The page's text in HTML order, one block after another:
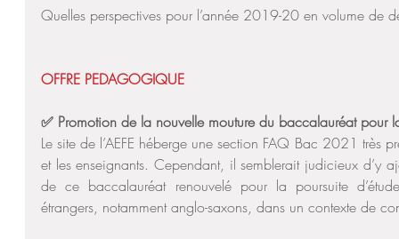
Quelles perspectives pour l’année 2019-20 en volume de
OFFRE PEDAGOGIQUE
✅ Promotion de la nouvelle mouture du baccalauréat pour
Le site de l’AEFE héberge une section FAQ Bac 2021 très
et les enseignants. Cependant, il semblerait judicieux d’y
de ce baccalauréat renouvelé pour la poursuite
étrangers, notamment anglo-saxons, dans un contexte de